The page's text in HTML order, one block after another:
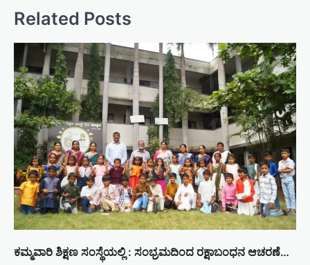
g
a
t
i
o
n
Related Posts
ಕಮ್ಮವಾರಿ ಶಿಕ್ಷಣ ಸಂಸ್ಥೆಯಲ್ಲಿ : ಸಂಭ್ರಮದಿಂದ ರಕ್ಷಾಬಂಧನ ಆಚರಣೆ…